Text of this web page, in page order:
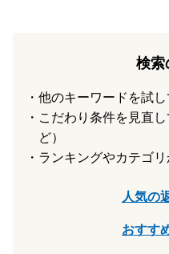
時所得に該当しますのでご
て課税対象となります。
※詳しくは国税庁ホームペ
検索
他のキーワードを試し
こだわり条件を見直
ど）
ランキングやカテゴ
人気の
おすす